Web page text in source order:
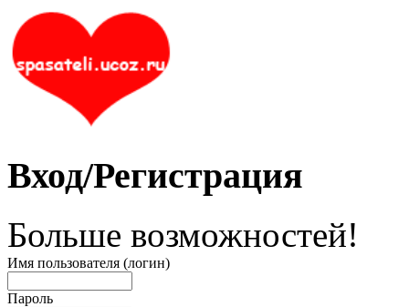
Вход/Регистрация
Больше возможностей!
Имя пользователя (логин)
Пароль